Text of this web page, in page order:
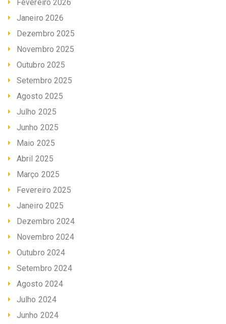
Fevereiro 2026
Janeiro 2026
Dezembro 2025
Novembro 2025
Outubro 2025
Setembro 2025
Agosto 2025
Julho 2025
Junho 2025
Maio 2025
Abril 2025
Março 2025
Fevereiro 2025
Janeiro 2025
Dezembro 2024
Novembro 2024
Outubro 2024
Setembro 2024
Agosto 2024
Julho 2024
Junho 2024